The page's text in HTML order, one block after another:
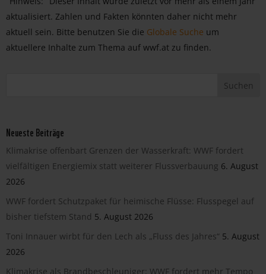
aktualisiert. Zahlen und Fakten könnten daher nicht mehr
aktuell sein. Bitte benutzen Sie die Globale Suche um
aktuellere Inhalte zum Thema auf wwf.at zu finden.
Neueste Beiträge
Klimakrise offenbart Grenzen der Wasserkraft: WWF fordert
vielfältigen Energiemix statt weiterer Flussverbauung 6. August
2026
WWF fordert Schutzpaket für heimische Flüsse: Flusspegel auf
bisher tiefstem Stand 5. August 2026
Toni Innauer wirbt für den Lech als „Fluss des Jahres“ 5. August
2026
Klimakrise als Brandbeschleuniger: WWF fordert mehr Tempo